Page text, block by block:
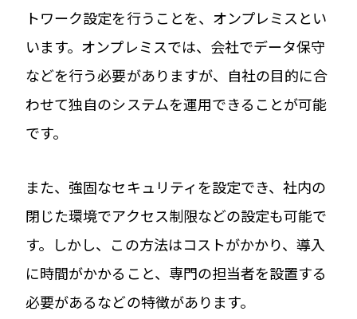
トワーク設定を行うことを、オンプレミスとい
います。オンプレミスでは、会社でデータ保守
などを行う必要がありますが、自社の目的に合
わせて独自のシステムを運用できることが可能
です。
また、強固なセキュリティを設定でき、社内の
閉じた環境でアクセス制限などの設定も可能で
す。しかし、この方法はコストがかかり、導入
に時間がかかること、専門の担当者を設置する
必要があるなどの特徴があります。